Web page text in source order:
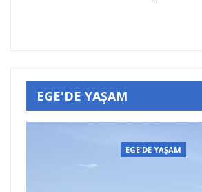
EGE'DE YAŞAM
EGE'DE YAŞAM